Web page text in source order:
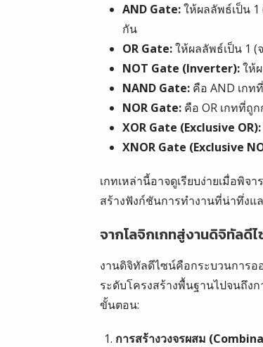
AND Gate:ให้ผลลัพธ์เป็น
กัน
OR Gate:ให้ผลลัพธ์เป็น 1
NOT Gate (Inverter):ให้
NAND Gate: คือ AND เก
NOR Gate: คือ OR เกทที่ถู
XOR Gate (Exclusive OR):
XNOR Gate (Exclusive
เกทเหล่านี้อาจดูเรียบง่ายเมื่อพิ
สร้างฟังก์ชันการทำงานที่น่าทึ่งแ
จากโลจิกเกทสู่งานดิจิทัลดี
งานดิจิทัลดีไซน์คือกระบวนการ
ระดับโครงสร้างพื้นฐานไปจนถึ
ขั้นตอน:
การสร้างวงจรผสม